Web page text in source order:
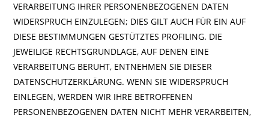
VERARBEITUNG IHRER PERSONENBEZOGENEN DATEN
WIDERSPRUCH EINZULEGEN; DIES GILT AUCH FÜR EIN AUF
DIESE BESTIMMUNGEN GESTÜTZTES PROFILING. DIE
JEWEILIGE RECHTSGRUNDLAGE, AUF DENEN EINE
VERARBEITUNG BERUHT, ENTNEHMEN SIE DIESER
DATENSCHUTZERKLÄRUNG. WENN SIE WIDERSPRUCH
EINLEGEN, WERDEN WIR IHRE BETROFFENEN
PERSONENBEZOGENEN DATEN NICHT MEHR VERARBEITEN,